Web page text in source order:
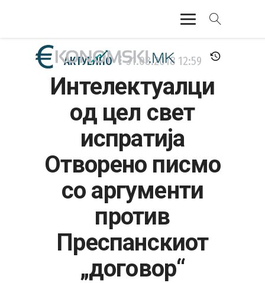
АКТУЕЛНО
ЕКОНОМИЈА
ФИНАНСИИ
БАНКАРСТВО
ЖИВОТ
АКТУЕЛНО 31.08.2018 12:59
Интелектуалци
од цел свет
испратија
Отворено писмо
со аргументи
против
Преспанскиот
„договор“